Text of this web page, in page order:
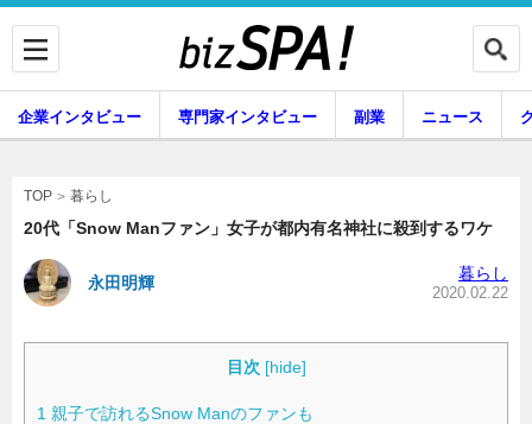
企業インタビュー 専門家インタビュー
企業インタビュー 専門家インタビュー 副業 ニュース
TOP 暮らし
20代「Snow Manファン」女子が都内有名神社に殺到するワケ
永田明輝 暮らし
2020.02.22
目次 [hide]
1 親子で訪れるSnow Manのファンも